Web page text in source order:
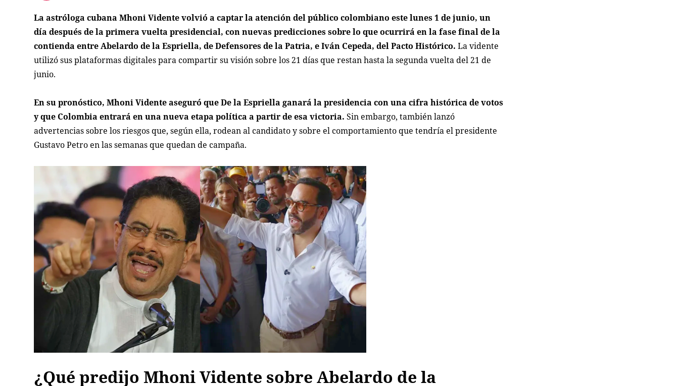
La astróloga cubana Mhoni Vidente volvió a captar la atención del público colombiano este lunes 1 de junio, un
día después de la primera vuelta presidencial, con nuevas predicciones sobre lo que ocurrirá en la fase final de la
contienda entre Abelardo de la Espriella, de Defensores de la Patria, e Iván Cepeda, del Pacto Histórico. La vidente
utilizó sus plataformas digitales para compartir su visión sobre los 21 días que restan hasta la segunda vuelta del 21 de
junio.
En su pronóstico, Mhoni Vidente aseguró que De la Espriella ganará la presidencia con una cifra histórica de votos
y que Colombia entrará en una nueva etapa política a partir de esa victoria. Sin embargo, también lanzó
advertencias sobre los riesgos que, según ella, rodean al candidato y sobre el comportamiento que tendría el presidente
Gustavo Petro en las semanas que quedan de campaña.
¿Qué predijo Mhoni Vidente sobre Abelardo de la